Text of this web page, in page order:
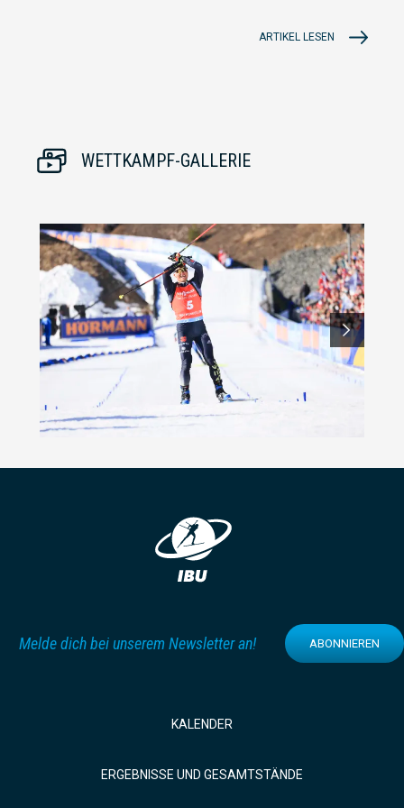
ARTIKEL LESEN
WETTKAMPF-GALLERIE
Melde dich bei unserem Newsletter an! ABONNIEREN
KALENDER
ERGEBNISSE UND GESAMTSTÄNDE